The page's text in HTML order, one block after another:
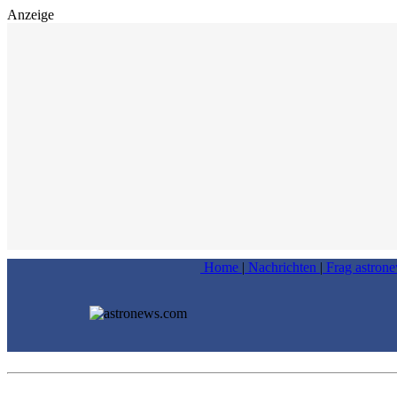
Anzeige
Home | Nachrichten | Frag